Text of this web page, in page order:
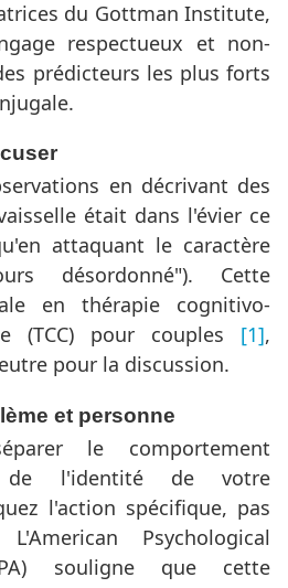
du Gottman Institute,
respectueux et non-
prédicteurs les plus forts
en décrivant des
était dans l'évier ce
attaquant le caractère
désordonné"). Cette
en thérapie cognitivo-
(TCC) pour couples [1],
pour la discussion.
et personne
le comportement
de l'identité de votre
l'action spécifique, pas
Psychological
souligne que cette